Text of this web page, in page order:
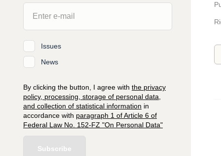
Issues
News
By clicking the button, I agree with the privacy
policy, processing, storage of personal data,
and collection of statistical information in
accordance with paragraph 1 of Article 6 of
Federal Law No. 152-FZ "On Personal Data"
Subscribe